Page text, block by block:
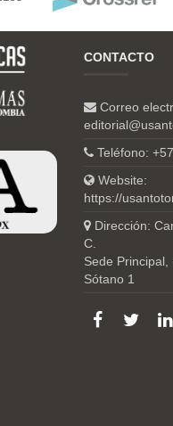
CONTACTO
Correo
Teléfono:
Website:
https://
Dirección:
C.
Sede Principal,
Sótano 1